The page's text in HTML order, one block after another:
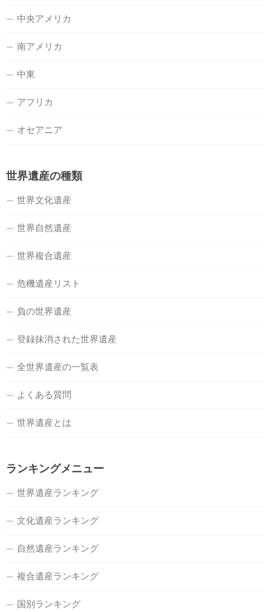
中央アメリカ
南アメリカ
中東
アフリカ
オセアニア
世界遺産の種類
世界文化遺産
世界自然遺産
世界複合遺産
危機遺産リスト
負の世界遺産
登録抹消された世界遺産
全世界遺産の一覧表
よくある質問
世界遺産とは
ランキングメニュー
世界遺産ランキング
文化遺産ランキング
自然遺産ランキング
複合遺産ランキング
国別ランキング